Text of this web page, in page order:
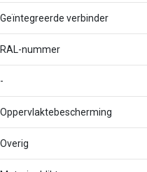
Geïntegreerde verbinder
RAL-nummer
-
Oppervlaktebescherming
Overig